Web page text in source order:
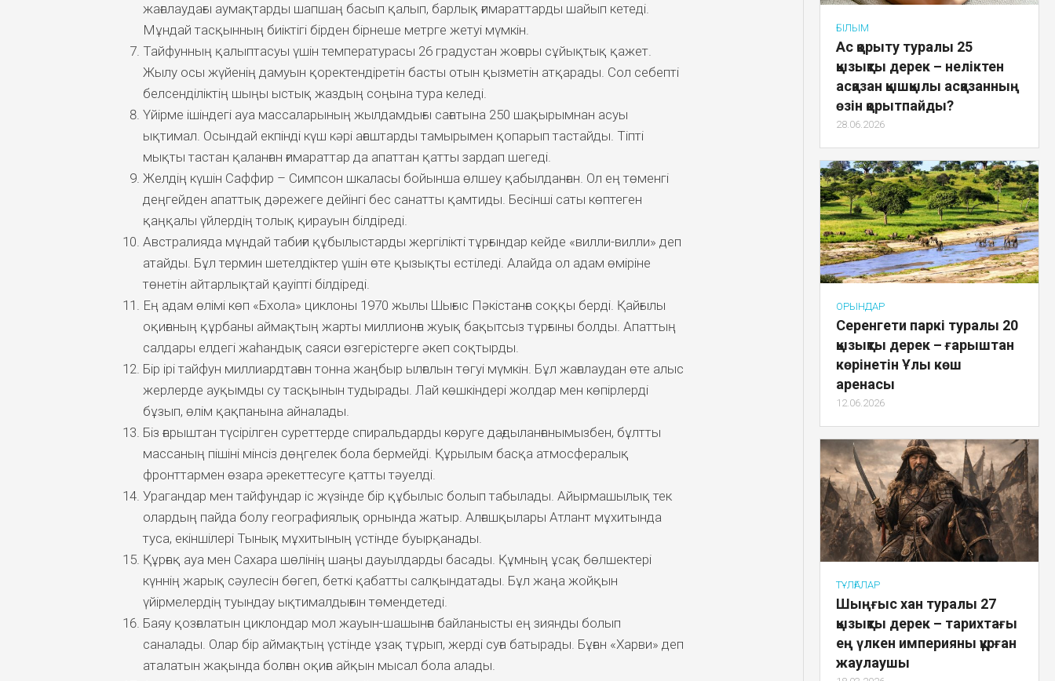
жағалаудағы аумақтарды шапшаң басып қалып, барлық ғимараттарды шайып кетеді.
Мұндай тасқынның биіктігі бірден бірнеше метрге жетуі мүмкін.
Тайфунның қалыптасуы үшін температурасы 26 градустан жоғары сұйықтық қажет.
Жылу осы жүйенің дамуын қоректендіретін басты отын қызметін атқарады. Сол себепті
белсенділіктің шыңы ыстық жаздың соңына тура келеді.
Үйірме ішіндегі ауа массаларының жылдамдығы сағатына 250 шақырымнан асуы
ықтимал. Осындай екпінді күш кәрі ағаштарды тамырымен қопарып тастайды. Тіпті
мықты тастан қаланған ғимараттар да апаттан қатты зардап шегеді.
Желдің күшін Саффир – Симпсон шкаласы бойынша өлшеу қабылданған. Ол ең төменгі
деңгейден апаттық дәрежеге дейінгі бес санатты қамтиды. Бесінші саты көптеген
қаңқалы үйлердің толық қирауын білдіреді.
Австралияда мұндай табиғи құбылыстарды жергілікті тұрғындар кейде «вилли-вилли» деп
атайды. Бұл термин шетелдіктер үшін өте қызықты естіледі. Алайда ол адам өміріне
төнетін айтарлықтай қауіпті білдіреді.
Ең адам өлімі көп «Бхола» циклоны 1970 жылы Шығыс Пәкістанға соққы берді. Қайғылы
оқиғаның құрбаны аймақтың жарты миллионға жуық бақытсыз тұрғыны болды. Апаттың
салдары елдегі жаһандық саяси өзгерістерге әкеп соқтырды.
Бір ірі тайфун миллиардтаған тонна жаңбыр ылғалын төгуі мүмкін. Бұл жағалаудан өте алыс
жерлерде ауқымды су тасқынын тудырады. Лай көшкіндері жолдар мен көпірлерді
бұзып, өлім қақпанына айналады.
Біз ғарыштан түсірілген суреттерде спиральдарды көруге дағдыланғанымызбен, бұлтты
массаның пішіні мінсіз дөңгелек бола бермейді. Құрылым басқа атмосфералық
фронттармен өзара әрекеттесуге қатты тәуелді.
Урагандар мен тайфундар іс жүзінде бір құбылыс болып табылады. Айырмашылық тек
олардың пайда болу географиялық орнында жатыр. Алғашқылары Атлант мұхитында
туса, екіншілері Тынық мұхитының үстінде буырқанады.
Құрғақ ауа мен Сахара шөлінің шаңы дауылдарды басады. Құмның ұсақ бөлшектері
күннің жарық сәулесін бөгеп, беткі қабатты салқындатады. Бұл жаңа жойқын
үйірмелердің туындау ықтималдығын төмендетеді.
Баяу қозғалатын циклондар мол жауын-шашынға байланысты ең зиянды болып
саналады. Олар бір аймақтың үстінде ұзақ тұрып, жерді суға батырады. Бұған «Харви» деп
аталатын жақында болған оқиға айқын мысал бола алады.
ҒЫЛЫМ
Ас қорыту туралы 25
қызықты дерек – неліктен
асқазан қышқылы асқазанның
өзін қорытпайды?
28.06.2026
ОРЫНДАР
Серенгети паркі туралы 20
қызықты дерек – ғарыштан
көрінетін Ұлы көш
аренасы
12.06.2026
ТҰЛҒАЛАР
Шыңғыс хан туралы 27
қызықты дерек – тарихтағы
ең үлкен империяны құрған
жаулаушы